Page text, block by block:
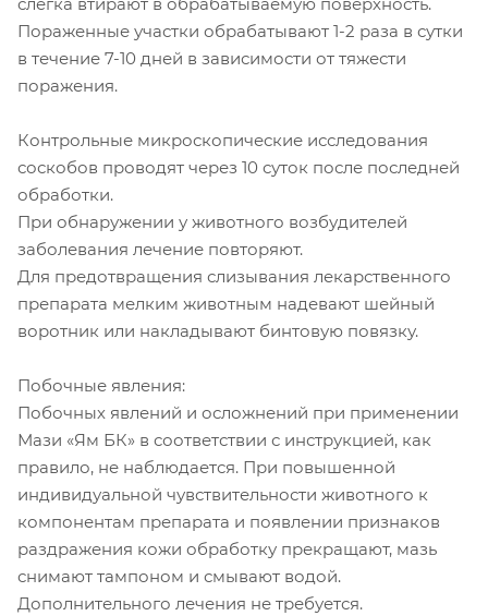
слегка втирают в обрабатываемую поверхность.
Пораженные участки обрабатывают 1-2 раза в сутки
в течение 7-10 дней в зависимости от тяжести
поражения.
Контрольные микроскопические исследования
соскобов проводят через 10 суток после последней
обработки.
При обнаружении у животного возбудителей
заболевания лечение повторяют.
Для предотвращения слизывания лекарственного
препарата мелким животным надевают шейный
воротник или накладывают бинтовую повязку.
Побочные явления:
Побочных явлений и осложнений при применении
Мази «Ям БК» в соответствии с инструкцией, как
правило, не наблюдается. При повышенной
индивидуальной чувствительности животного к
компонентам препарата и появлении признаков
раздражения кожи обработку прекращают, мазь
снимают тампоном и смывают водой.
Дополнительного лечения не требуется.